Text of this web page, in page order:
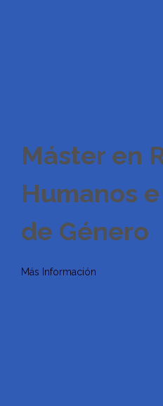
Máster en
Humanos
de Género
Más Información